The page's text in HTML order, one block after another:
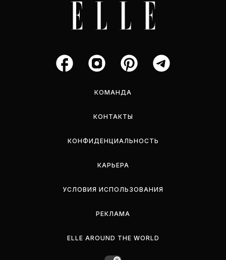
КОМАНДА
КОНТАКТЫ
КОНФИДЕНЦИАЛЬНОСТЬ
КАРЬЕРА
УСЛОВИЯ ИСПОЛЬЗОВАНИЯ
РЕКЛАМА
ELLE AROUND THE WORLD